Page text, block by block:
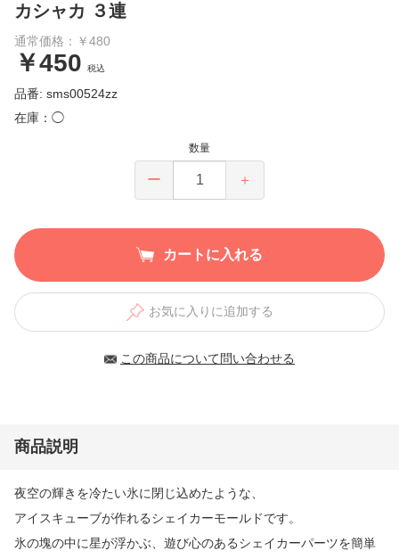
カシャカ ３連
通常価格：￥480
￥450 税込
品番: sms00524zz
在庫：◯
数量
ー ＋
カートに入れる
お気に入りに追加する
この商品について問い合わせる
商品説明
夜空の輝きを冷たい氷に閉じ込めたような、
アイスキューブが作れるシェイカーモールドです。
氷の塊の中に星が浮かぶ、遊び心のあるシェイカーパーツを簡単